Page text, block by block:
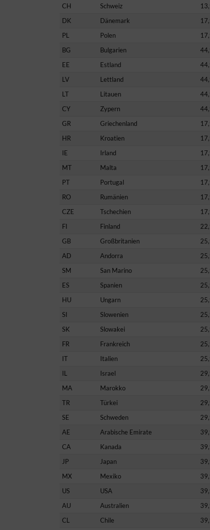
CH
Schweiz
DK
Dänemark
PL
Polen
BG
Bulgarien
EE
Estland
LV
Lettland
LT
Litauen
CY
Zypern
GR
Griechenland
HR
Kroatien
IE
Irland
MT
Malta
PT
Portugal
RO
Rumänien
CZE
Tschechien
FI
Finland
GB
Großbritanien
AD
Andorra
SM
San Marino
ES
Spanien
HU
Ungarn
SI
Slowenien
SK
Slowakei
FR
Frankreich
IT
Italien
IL
Israel
MA
Marokko
TR
Türkei
SE
Schweden
AE
Arabische Emirate
CA
Kanada
JP
Japan
MX
Mexiko
US
USA
AU
Australien
CL
Chile